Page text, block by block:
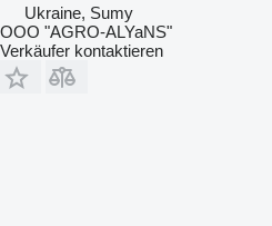
Ukraine, Sumy
OOO "AGRO-ALYaNS"
Verkäufer kontaktieren